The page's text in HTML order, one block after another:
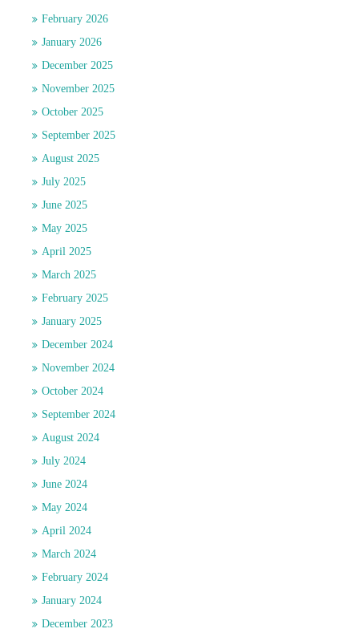
February 2026
January 2026
December 2025
November 2025
October 2025
September 2025
August 2025
July 2025
June 2025
May 2025
April 2025
March 2025
February 2025
January 2025
December 2024
November 2024
October 2024
September 2024
August 2024
July 2024
June 2024
May 2024
April 2024
March 2024
February 2024
January 2024
December 2023